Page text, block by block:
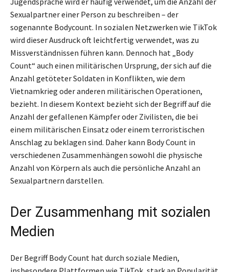
Sexualpartner einer Person zu beschreiben – der
sogenannte Bodycount. In sozialen Netzwerken wie TikTok
wird dieser Ausdruck oft leichtfertig verwendet, was zu
Missverständnissen führen kann. Dennoch hat „Body
Count“ auch einen militärischen Ursprung, der sich auf die
Anzahl getöteter Soldaten in Konflikten, wie dem
Vietnamkrieg oder anderen militärischen Operationen,
bezieht. In diesem Kontext bezieht sich der Begriff auf die
Anzahl der gefallenen Kämpfer oder Zivilisten, die bei
einem militärischen Einsatz oder einem terroristischen
Anschlag zu beklagen sind. Daher kann Body Count in
verschiedenen Zusammenhängen sowohl die physische
Anzahl von Körpern als auch die persönliche Anzahl an
Sexualpartnern darstellen.
Der Zusammenhang mit sozialen
Medien
Der Begriff Body Count hat durch soziale Medien,